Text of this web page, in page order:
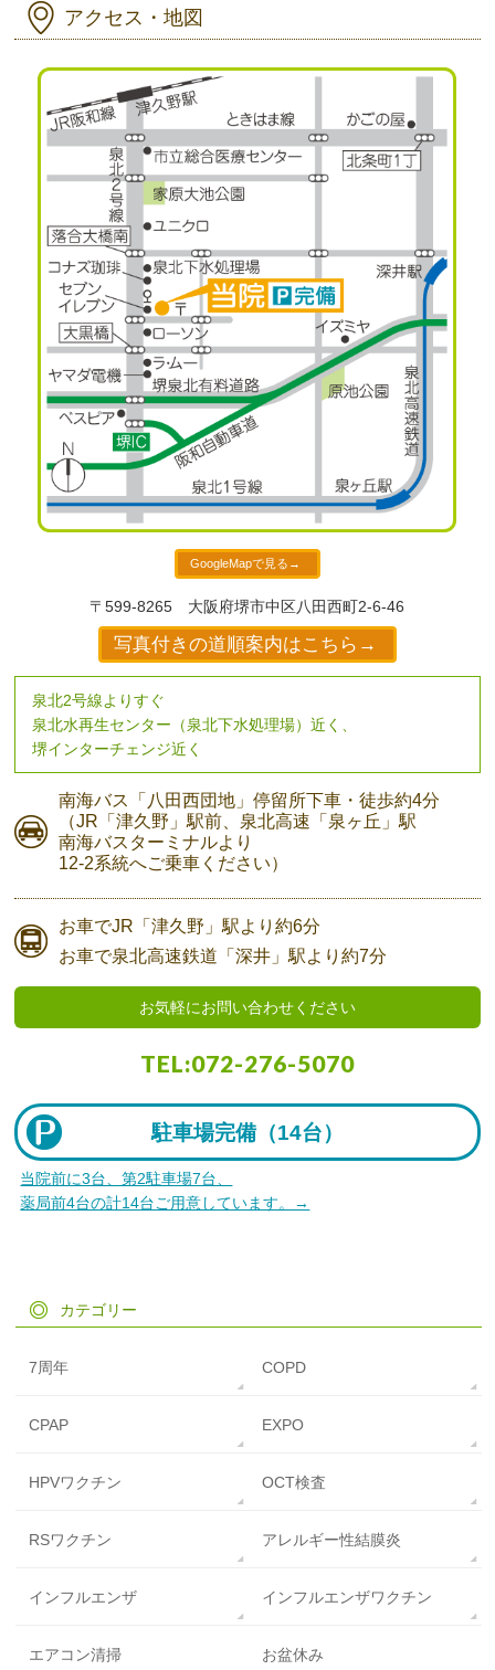
アクセス・地図
GoogleMapで見る→
〒599-8265 大阪府堺市中区八田西町2-6-46
写真付きの道順案内はこちら→
泉北2号線よりすぐ
泉北水再生センター（泉北下水処理場）近く、
堺インターチェンジ近く
南海バス 「八田西団地」停留所下車・徒歩約4分
（JR「津久野」駅前、 泉北高速「泉ヶ丘」駅
南海バスターミナルより
12-2系統へご乗車ください）
お車でJR「津久野」駅より約6分
お車で泉北高速鉄道「深井」駅より約7分
お気軽にお問い合わせください
TEL:072-276-5070
駐車場完備（14台）
当院前に3台、第2駐車場7台、
薬局前4台の計14台ご用意しています。→
カテゴリー
7周年 COPD
CPAP EXPO
HPVワクチン OCT検査
RSワクチン アレルギー性結膜炎
インフルエンザ インフルエンザワクチン
エアコン清掃 お盆休み